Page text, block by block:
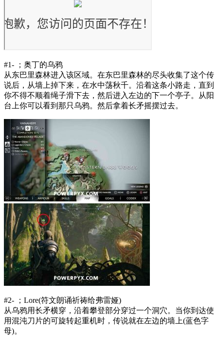
#1- ；奥丁的乌鸦
从东巴里森林进入该区域。在东巴里森林的尽头收集了这个传
说后，从墙上掉下来，在水中荡秋千。沿着这条小路走，直到
你不得不顺着绳子滑下去，然后进入左边的下一个亭子。从阳
台上你可以看到那只乌鸦。然后拿着长矛摇摆过去。
#2- ；Lore(符文朗诵祈祷给弗雷娅)
从乌鸦用长矛横穿，沿着攀登部分穿过一个洞穴。当你到达使
用混沌刀片的可旋转起重机时，传说就在左边的墙上(蓝色字
母)。